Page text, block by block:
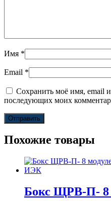
Имя *
Email *
Сохранить моё имя, email и
последующих моих
Похожие товары
Бокс ЩРВ-П- 8